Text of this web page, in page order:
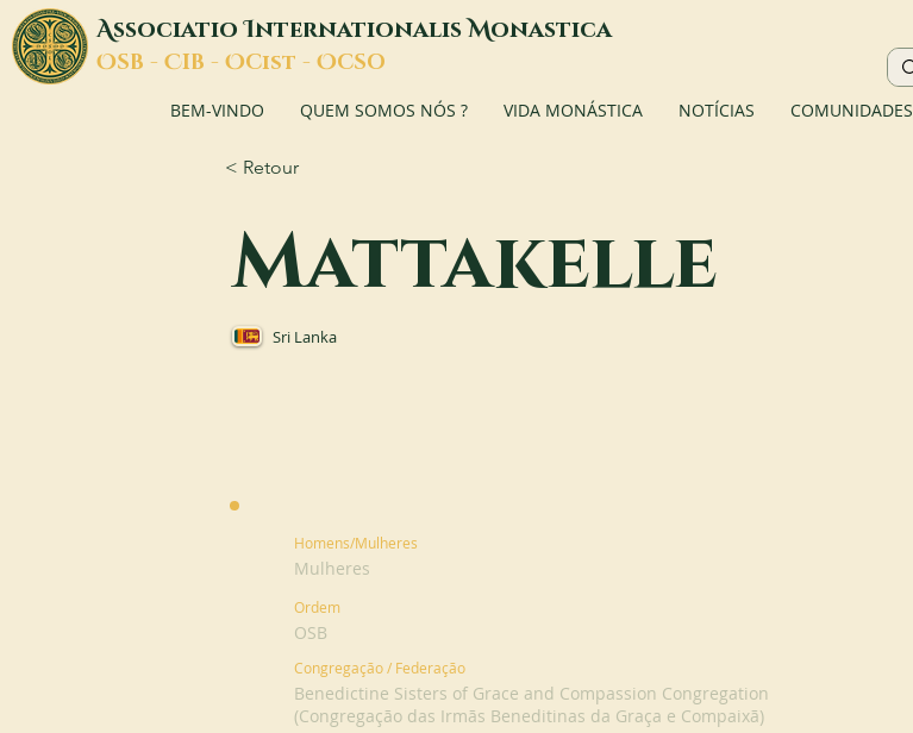
AssociatioInternationalisMonastica
OSB - CIB - OCist - OCSO
BEM-VINDO QUEM SOMOS NÓS ? VIDA MONÁSTICA NOTÍCIAS COMUNIDADES
< Retour
Mattakelle
Sri Lanka
Homens/Mulheres
Mulheres
Ordem
OSB
Congregação / Federação
Benedictine Sisters of Grace and Compassion Congregation
(Congregação das Irmãs Beneditinas da Graça e Compaixã)